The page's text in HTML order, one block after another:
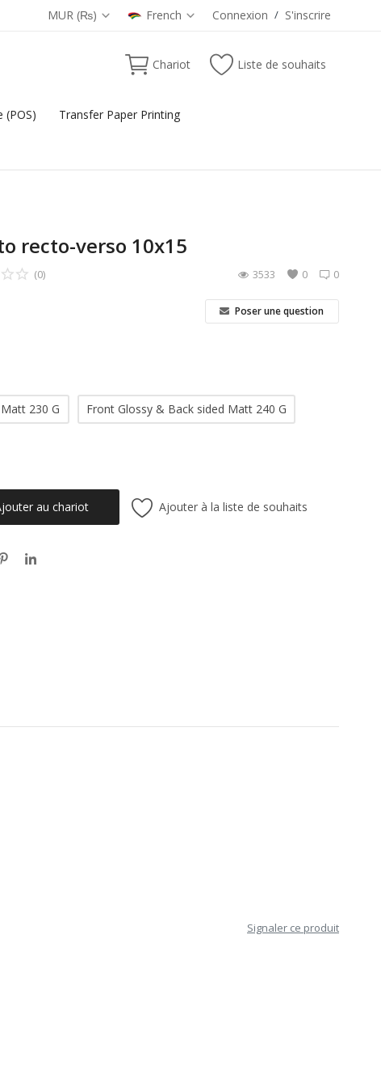
MUR (₨) French Connexion / S'inscrire
Chariot Liste de souhaits
(POS) Transfer Paper Printing
recto-verso 10x15
0
(0) 0
3533
Poser une question
230 G
Front Glossy & Back sided Matt 240 G
au chariot Ajouter à la liste de souhaits
Signaler ce produit